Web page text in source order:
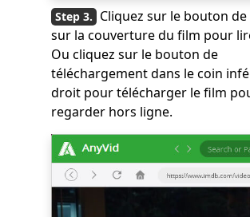
Cliquez sur le bouton
sur la couverture du film pour
Ou cliquez sur le bouton de
téléchargement dans le coin
droit pour télécharger le film
regarder hors ligne.